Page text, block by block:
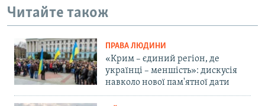
Читайте також
ПРАВА ЛЮДИНИ
«Крим – єдиний регіон, де
українці – меншість»: дискусія
навколо нової пам'ятної дати